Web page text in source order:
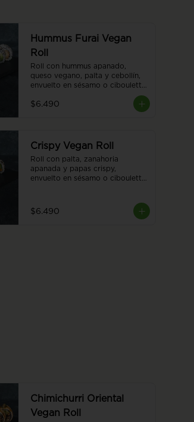
Hummus Furai Vegan
Roll
Roll con hummus apanado,
queso vegano, palta y cebollín,
envuelto en sésamo o ciboulette
$6.490
Crispy Vegan Roll
Roll con palta, zanahoria
apanada y papas crispy,
envuelto en sésamo o ciboulette
$6.490
Chimichurri Oriental
Vegan Roll